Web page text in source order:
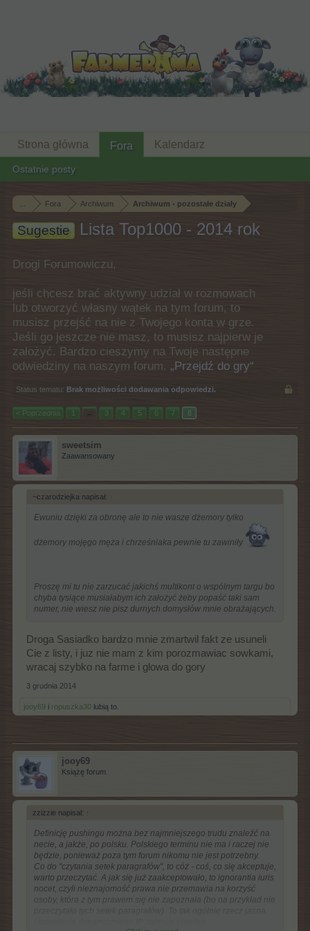
Fora Archiwum Archiwum - pozostałe działy
Sugestie Lista Top1000 - 2014 rok
Drogi Forumowiczu,
jeśli chcesz brać aktywny udział w rozmowach
lub otworzyć własny wątek na tym forum, to
musisz przejść na nie z Twojego konta w grze.
Jeśli go jeszcze nie masz, to musisz najpierw je
założyć. Bardzo cieszymy na Twoje następne
odwiedziny na naszym forum. „Przejdź do gry“
Status tematu: Brak możliwości dodawania odpowiedzi.
< Poprzednia 1 ← 3 4 5 6 7 8
sweetsim
Zaawansowany
~czarodziejka napisał: ↑
Ewuniu dzięki za obronę ale to nie wasze dżemory tylko
dżemory mojęgo męża i chrześniaka pewnie tu zawiniły
Proszę mi tu nie zarzucać jakichś multikont o wspólnym targu bo
chyba tysiące musiałabym ich założyć żeby popaść taki sam
numer, nie wiesz nie pisz durnych domysłów mnie obrażających.
Droga Sasiadko bardzo mnie zmartwil fakt ze usuneli
Cie z listy, i juz nie mam z kim porozmawiac sowkami,
wracaj szybko na farme i glowa do gory
3 grudnia 2014
jooy69 i ropuszka30 lubią to.
jooy69
Książę forum
zzizzie napisał: ↑
Definicję pushingu można bez najmniejszego trudu znaleźć na
necie, a jakże, po polsku. Polskiego terminu nie ma i raczej nie
będzie, ponieważ poza tym forum nikomu nie jest potrzebny.
Co do "czytania setek paragrafów", to cóż - coś, co się akceptuje,
warto przeczytać. A jak się już zaakceptowało, to ignorantia iuris
nocet , czyli nieznajomość prawa nie przemawia na korzyść
osoby, która z tym prawem się nie zapoznała (bo na przykład nie
Strona główna Fora
Ostatnie posty
Kalendarz